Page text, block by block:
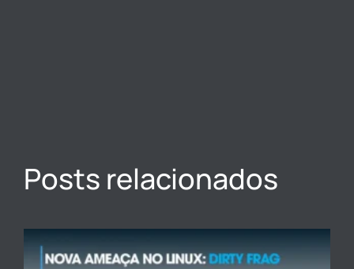
Posts relacionados